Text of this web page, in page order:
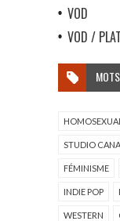
VOD
VOD /
STUDIO
FÉMINISME
INDIE POP
WESTERN